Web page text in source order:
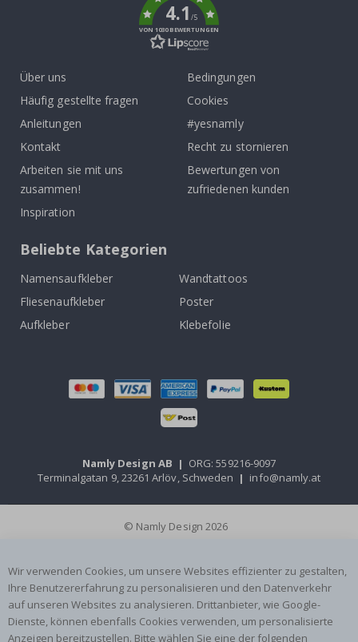
4.1/5
VON 1030 BEWERTUNGEN
Über uns
Häufig gestellte fragen
Anleitungen
Kontakt
Arbeiten sie mit uns
zusammen!
Inspiration
Bedingungen
Cookies
#yesnamly
Recht zu stornieren
Bewertungen von
zufriedenen kunden
Beliebte Kategorien
Namensaufkleber
Wandtattoos
Fliesenaufkleber
Poster
Aufkleber
Klebefolie
Namly Design AB | ORG: 559216-9097
Terminalgatan 9, 23261 Arlöv, Schweden | info@namly.at
© Namly Design 2026
Wir verwenden Cookies, um unsere Websites effizienter zu gestalten,
Ihre Benutzererfahrung zu personalisieren und den Datenverkehr
auf unseren Websites zu analysieren. Drittanbieter, wie Google-
Dienste, können ebenfalls Cookies verwenden, um personalisierte
Anzeigen bereitzustellen. Bitte wählen Sie eine der folgenden